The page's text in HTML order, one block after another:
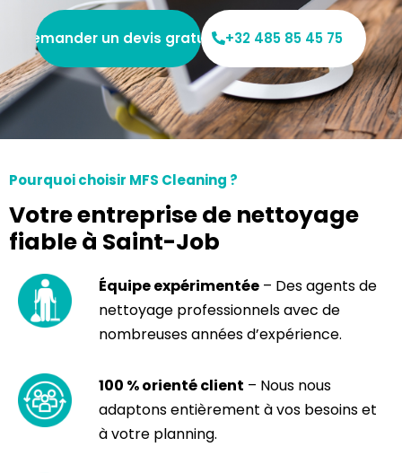
Demander un devis gratuit +32 485 85 45 75
Pourquoi choisir MFS Cleaning ?
Votre entreprise de nettoyage
fiable à Saint-Job
Équipe expérimentée – Des agents de
nettoyage professionnels avec de
nombreuses années d’expérience.
100 % orienté client – Nous nous
adaptons entièrement à vos besoins et
à votre planning.